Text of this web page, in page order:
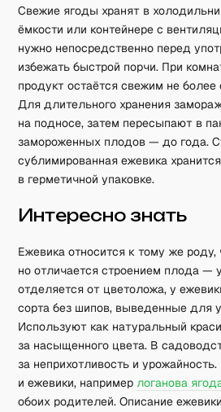
Свежие ягоды хранят в
ёмкости или контейнере с
нужно непосредственно перед
избежать быстрой порчи. При
продукт остаётся свежим не более
Для длительного хранения
на подносе, затем пересыпают в
замороженных плодов — до года.
сублимированная ежевика
в герметичной упаковке.
Интересно знать
Ежевика относится к тому же роду,
но отличается строением плода —
отделяется от цветоложа, у
сорта без шипов, выведенные для
Используют как натуральный
за насыщенного цвета. В
за неприхотливость и
и ежевики, напримерлоганова
обоих родителей. Описание